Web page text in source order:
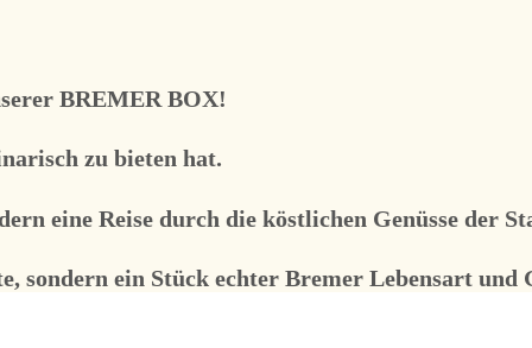
BREMER BOX!
zu bieten hat.
eine Reise durch die köstlichen Genüsse der
sondern ein Stück echter Bremer Lebensart und